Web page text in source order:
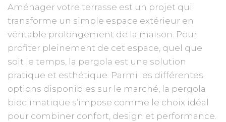
Aménager votre terrasse est un projet qui
transforme un simple espace extérieur en
véritable prolongement de la maison. Pour
profiter pleinement de cet espace, quel que
soit le temps, la pergola est une solution
pratique et esthétique. Parmi les différentes
options disponibles sur le marché, la pergola
bioclimatique s’impose comme le choix idéal
pour combiner confort, design et performance.